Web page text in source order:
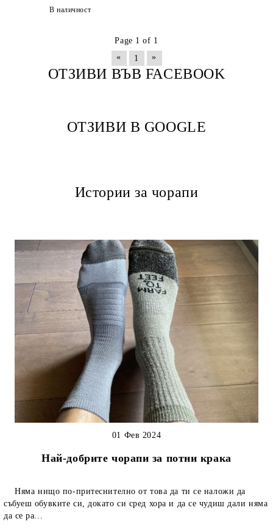
В наличност
Page 1 of 1
«
1 »
ОТЗИВИ ВЪВ FACEBOOK
ОТЗИВИ В GOOGLE
Истории за чорапи
Най-добрите чорапи за потни крака
01 Фев 2024
Няма нищо по-притеснително от това да ти се наложи да
събуеш обувките си, докато си сред хора и да се чудиш дали няма
да се ра...